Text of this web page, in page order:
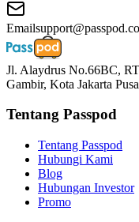
Email
Jl. Alaydrus No.66BC,
Gambir, Kota Jakarta
Tentang Passpod
Tentang Passpod
Hubungi Kami
Blog
Hubungan Investor
Promo